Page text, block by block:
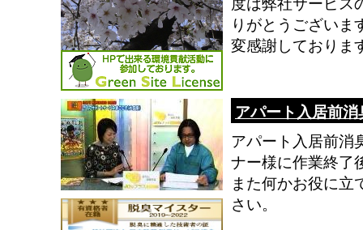
度は弊社サービス
りがとうござい
変感謝しておりま
アパート入居前
アパート入居前消
ナー様に作業終了
また何かお役に立
さい。